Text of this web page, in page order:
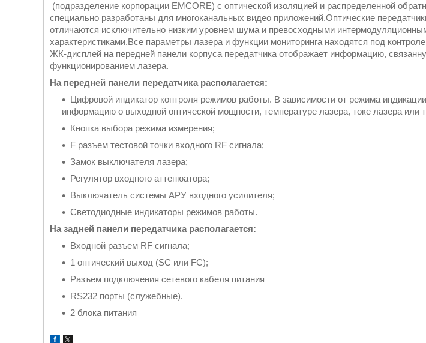
(подразделение корпорации EMCORE) с оптической изоляцией и распределенной
специально разработаны для многоканальных видео приложений.Оптические
отличаются исключительно низким уровнем шума и превосходными
характеристиками.Все параметры лазера и функции мониторинга находятся под
ЖК-дисплей на передней панели корпуса передатчика отображает информацию,
функционированием лазера.
На передней панели передатчика располагается:
Цифровой индикатор контроля режимов работы. В зависимости от режима
информацию о выходной оптической мощности, температуре лазера, токе лазера или
Кнопка выбора режима измерения;
F разъем тестовой точки входного RF сигнала;
Замок выключателя лазера;
Регулятор входного аттенюатора;
Выключатель системы АРУ входного усилителя;
Светодиодные индикаторы режимов работы.
На задней панели передатчика располагается:
Входной разъем RF сигнала;
1 оптический выход (SC или FC);
Разъем подключения сетевого кабеля питания
RS232 порты (служебные).
2 блока питания